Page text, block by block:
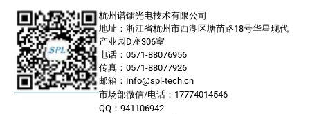
杭州谱镭光电技术有限公司
地址：浙江省杭州市西湖区塘苗路18号华星现代
产业园D座306室
电话：0571-88076956
传真：0571-88077926
邮箱：Info@spl-tech.cn
市场部微信/电话：17774014546
QQ：941106942